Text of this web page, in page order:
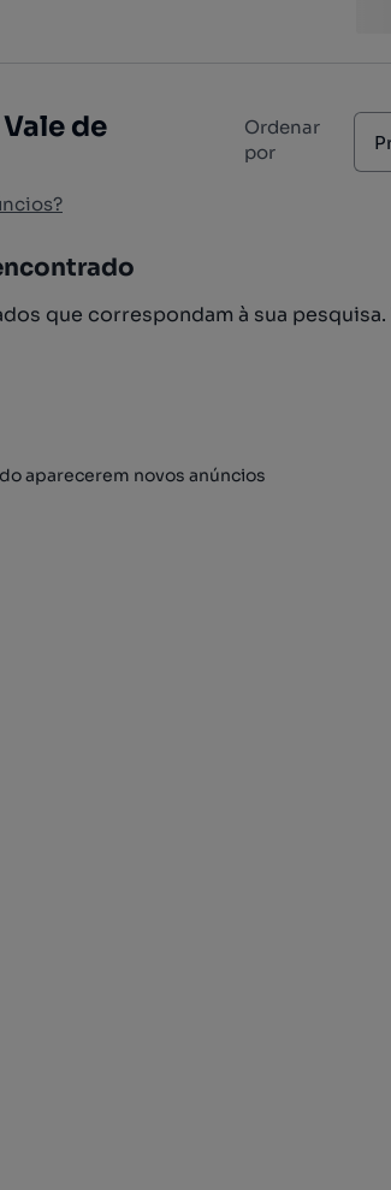
de
Ordenar
por
que correspondam à sua
aparecerem novos anúncios